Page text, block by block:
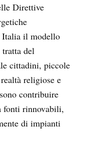
Direttive
il modello
del
cittadini, piccole
religiose e
contribuire
fonti rinnovabili,
di impianti